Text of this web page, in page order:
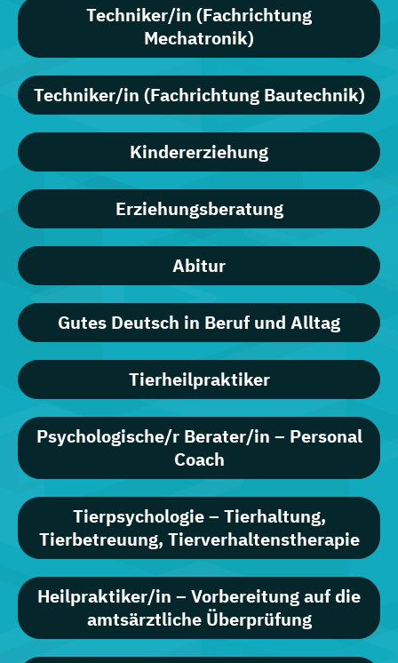
Techniker/in (Fachrichtung
Mechatronik)
Techniker/in (Fachrichtung Bautechnik)
Kindererziehung
Erziehungsberatung
Abitur
Gutes Deutsch in Beruf und Alltag
Tierheilpraktiker
Psychologische/r Berater/in – Personal
Coach
Tierpsychologie – Tierhaltung,
Tierbetreuung, Tierverhaltenstherapie
Heilpraktiker/in – Vorbereitung auf die
amtsärztliche Überprüfung